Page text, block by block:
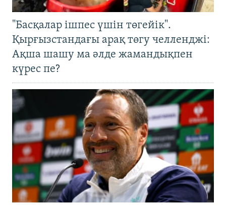
"Басқалар ішпес үшін төгейік".
Қырғызстандағы арақ төгу челленджі:
Ақша шашу ма әлде жамандықпен
күрес пе?